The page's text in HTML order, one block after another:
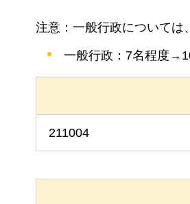
注意：一般行政については
一般行政：7名程度
211004